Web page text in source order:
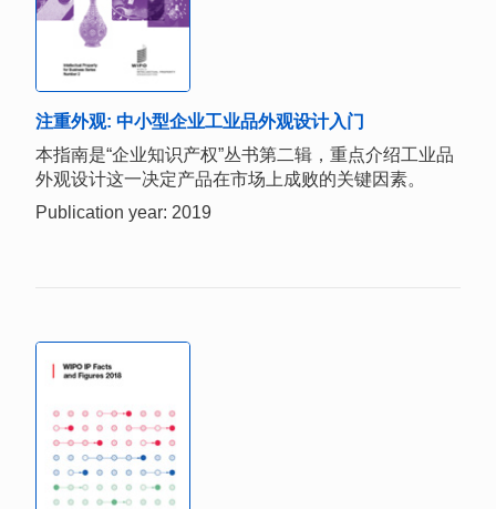
注重外观: 中小型企业工业品外观设计入门
本指南是“企业知识产权”丛书第二辑，重点介绍工业品
外观设计这一决定产品在市场上成败的关键因素。
Publication year: 2019